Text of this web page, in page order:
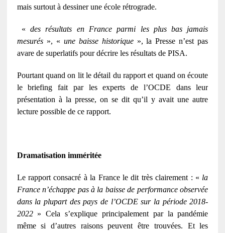
mais surtout à dessiner une école rétrograde.
«des résultats en France parmi les plus bas jamais
mesurés », « une baisse historique », la Presse n’est pas
avare de superlatifs pour décrire les résultats de PISA.
Pourtant quand on lit le détail du rapport et quand on écoute
le briefing fait par les experts de l’OCDE dans leur
présentation à la presse, on se dit qu’il y avait une autre
lecture possible de ce rapport.
Dramatisation imméritée
Le rapport consacré à la France le dit très clairement : « la
France n’échappe pas à la baisse de performance observée
dans la plupart des pays de l’OCDE sur la période 2018-
2022 » Cela s’explique principalement par la pandémie
même si d’autres raisons peuvent être trouvées. Et les